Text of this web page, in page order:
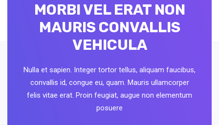
MORBI VEL ERAT NON
MAURIS CONVALLIS
VEHICULA
Nulla et sapien. Integer tortor tellus, aliquam faucibus,
convallis id, congue eu, quam. Mauris ullamcorper
felis vitae erat. Proin feugiat, augue non elementum
posuere